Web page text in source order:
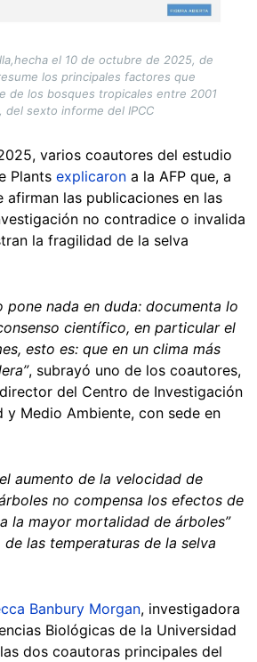
el 10 de octubre de 2025, de
los principales factores que
de los bosques tropicales entre 2001
del sexto informe del IPCC
varios coautores del estudio
Plants explicaron a la AFP que, a
afirman las publicaciones en las
no contradice o invalida
la fragilidad de la selva
pone nada en duda: documenta lo
científico, en particular el
esto es: que en un clima más
, subrayó uno de los coautores,
del Centro de Investigación
y Medio Ambiente, con sede en
aumento de la velocidad de
no compensa los efectos de
la mayor mortalidad de árboles”
de las temperaturas de la selva
Banbury Morgan, investigadora
Biológicas de la Universidad
dos coautoras principales del